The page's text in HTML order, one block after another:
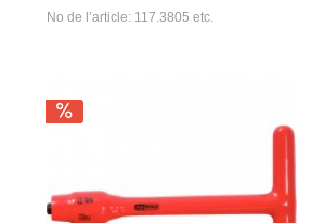
No de l’article: 117.3805 etc.